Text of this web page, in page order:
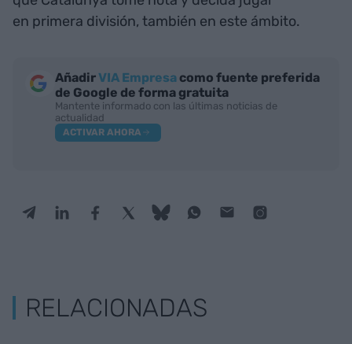
en primera división, también en este ámbito.
AñadirVIA Empresa como fuente preferida
de Google de forma gratuita
Mantente informado con las últimas noticias de
actualidad
ACTIVAR AHORA
RELACIONADAS